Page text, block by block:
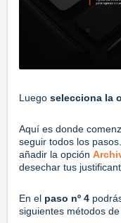
Luego selecciona la
Aquí es donde
seguir todos los
añadir la opción
desechar tus
En el paso nº 4
siguientes métodos